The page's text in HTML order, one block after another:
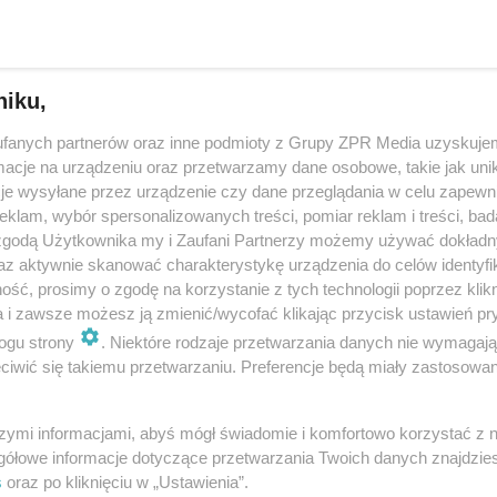
dla byłego rzecznika prezydenta Dudy. Chodzi o
oraz jego żona Sandra S. usłyszeli łącznie trzy zarzuty: korupcji,
poświadczającymi nieprawdę oraz oszustwa w śledztwie. Wczoraj
Andrze…
treść zarzutów wobec Jacka Sutryka!
Wrocławia, Jacek Sutryk, został zatrzymany przez CBA w czwartek, 14
partnerów oraz inne podmioty z Grupy ZPR Media
na urządzeniu oraz przetwarzamy dane osobowe, takie jak
wysyłane przez urządzenie czy dane przeglądania w celu
wybór spersonalizowanych treści, pomiar reklam i treści,
Użytkownika my i Zaufani Partnerzy możemy używać
aktywnie skanować charakterystykę urządzenia do celów
prosimy o zgodę na korzystanie z tych technologii poprzez
i zawsze możesz ją zmienić/wycofać klikając przycisk ustawień
strony
. Niektóre rodzaje przetwarzania danych nie
się takiemu przetwarzaniu. Preferencje będą miały
informacjami, abyś mógł świadomie i komfortowo korzystać z
informacje dotyczące przetwarzania Twoich danych
oraz po kliknięciu w „Ustawienia”.